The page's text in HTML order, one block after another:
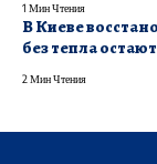
1 Мин Чтения
В Киеве
без тепла
2 Мин Чтения